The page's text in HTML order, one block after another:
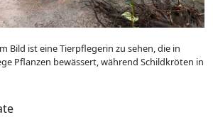
Bild ist eine Tierpflegerin zu sehen, die in
Pflanzen bewässert, während Schildkröten in